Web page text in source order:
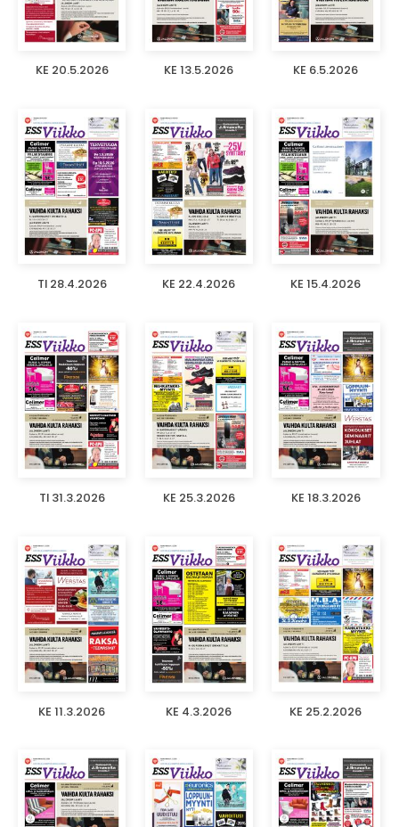
KE 20.5.2026 KE 13.5.2026 KE 6.5.2026
TI 28.4.2026 KE 22.4.2026 KE 15.4.2026
TI 31.3.2026 KE 25.3.2026 KE 18.3.2026
KE 11.3.2026 KE 4.3.2026 KE 25.2.2026